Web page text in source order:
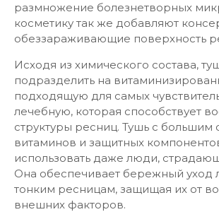
размножение болезнетворных
косметику так же добавляют
обеззараживающие поверхность
Исходя из химического состава,
подразделить на
подходящую для самых
лечебную, которая способствует
структуры ресниц. Тушь с
витаминов и защитных
использовать даже люди,
Она обеспечивает бережный уход
тонким ресницам, защищая их от
внешних факторов.